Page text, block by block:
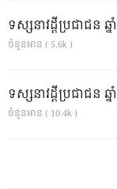
ទស្សនាវដ្ដីប្រជាជន
ចំនួនអាន ( 5.6k )
ទស្សនាវដ្ដីប្រជាជន
ចំនួនអាន ( 10.4k )